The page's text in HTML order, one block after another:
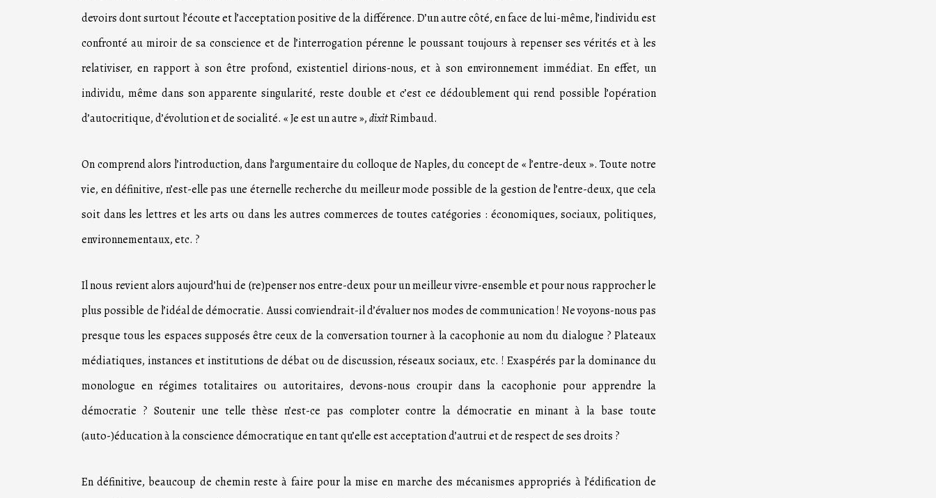
devoirs dont surtout l’écoute et l’acceptation positive de la différence. D’un autre côté, en face de lui-même, l’individu est
confronté au miroir de sa conscience et de l’interrogation pérenne le poussant toujours à repenser ses vérités et à les
relativiser, en rapport à son être profond, existentiel dirions-nous, et à son environnement immédiat. En effet, un
individu, même dans son apparente singularité, reste double et c’est ce dédoublement qui rend possible l’opération
d’autocritique, d’évolution et de socialité. « Je est un autre »,dixitRimbaud.
On comprend alors l’introduction, dans l’argumentaire du colloque de Naples, du concept de « l’entre-deux ». Toute notre
vie, en définitive, n’est-elle pas une éternelle recherche du meilleur mode possible de la gestion de l’entre-deux, que cela
soit dans les lettres et les arts ou dans les autres commerces de toutes catégories : économiques, sociaux, politiques,
environnementaux, etc. ?
Il nous revient alors aujourd’hui de (re)penser nos entre-deux pour un meilleur vivre-ensemble et pour nous rapprocher le
plus possible de l’idéal de démocratie. Aussi conviendrait-il d’évaluer nos modes de communication ! Ne voyons-nous pas
presque tous les espaces supposés être ceux de la conversation tourner à la cacophonie au nom du dialogue ? Plateaux
médiatiques, instances et institutions de débat ou de discussion, réseaux sociaux, etc. ! Exaspérés par la dominance du
monologue en régimes totalitaires ou autoritaires, devons-nous croupir dans la cacophonie pour apprendre la
démocratie ? Soutenir une telle thèse n’est-ce pas comploter contre la démocratie en minant à la base toute
(auto-)éducation à la conscience démocratique en tant qu’elle est acceptation d’autrui et de respect de ses droits ?
En définitive, beaucoup de chemin reste à faire pour la mise en marche des mécanismes appropriés à l’édification de